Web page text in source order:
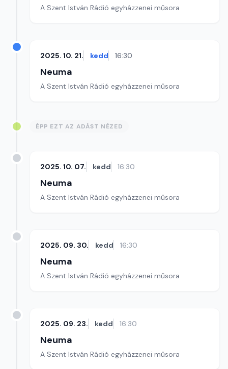
A Szent István Rádió egyházzenei műsora
2025. 10. 21. kedd 16:30
Neuma
A Szent István Rádió egyházzenei műsora
ÉPP EZT AZ ADÁST NÉZED
2025. 10. 07. kedd 16:30
Neuma
A Szent István Rádió egyházzenei műsora
2025. 09. 30. kedd 16:30
Neuma
A Szent István Rádió egyházzenei műsora
2025. 09. 23. kedd 16:30
Neuma
A Szent István Rádió egyházzenei műsora